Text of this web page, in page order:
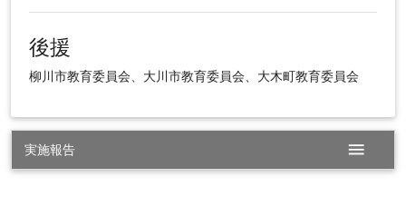
後援
柳川市教育委員会、大川市教育委員会、大木町教育委員会
実施報告 menu